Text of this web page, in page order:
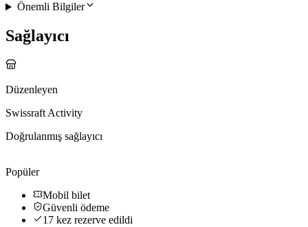
Önemli Bilgiler
Sağlayıcı
Düzenleyen
Swissraft Activity
Doğrulanmış sağlayıcı
Popüler
Mobil bilet
Güvenli ödeme
17 kez rezerve edildi